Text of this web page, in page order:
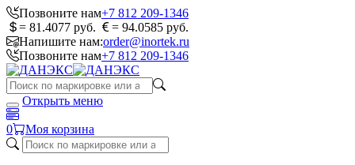
Позвоните нам+7 812 209-1346
= 81.4077 руб.
= 94.0585 руб.
Напишите нам:order@inortek.ru
Позвоните нам+7 812 209-1346
Открыть меню
0 Моя корзина